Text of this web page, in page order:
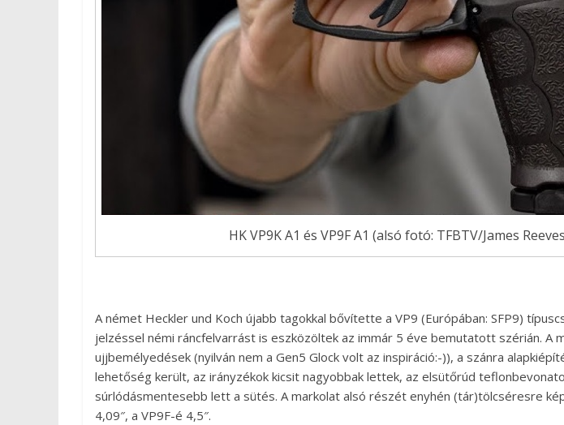
HK VP9K A1 és VP9F A1 (alsó fotó: TFBTV/James
A német Heckler und Koch újabb tagokkal bővítette a VP9 (Európában: SFP9)
jelzéssel némi ráncfelvarrást is eszközöltek az immár 5 éve bemutatott szérián. A
ujjbemélyedések (nyilván nem a Gen5 Glock volt az inspiráció:-)), a szánra
lehetőség került, az irányzékok kicsit nagyobbak lettek, az elsütőrúd
súrlódásmentesebb lett a sütés. A markolat alsó részét enyhén (tár)tölcséresre
4,09″, a VP9F-é 4,5″.